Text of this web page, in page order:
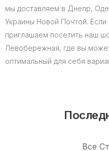
мы доставляем в Днепр,
Украины Новой Почтой.
приглашаем посетить наш
Левобережная, где вы
оптимальный для себя
Все